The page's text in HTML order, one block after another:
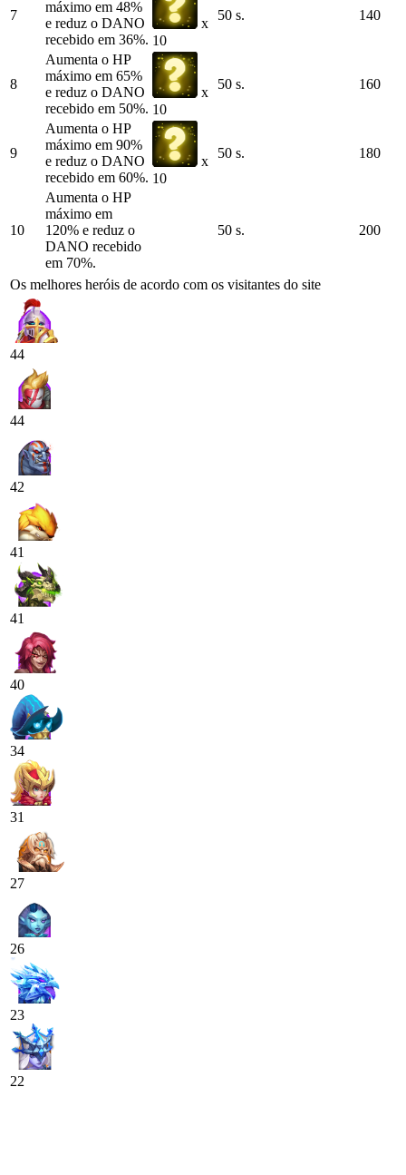
7
máximo em 48%
e reduz o DANO
recebido em 36%.
x
10
50 s. 140
8
Aumenta o HP
máximo em 65%
e reduz o DANO
recebido em 50%.
x
10
50 s. 160
9
Aumenta o HP
máximo em 90%
e reduz o DANO
recebido em 60%.
x
10
50 s. 180
10
Aumenta o HP
máximo em
120% e reduz o
DANO recebido
em 70%.
50 s. 200
Os melhores heróis de acordo com os visitantes do site
44
44
42
41
41
40
34
31
27
26
23
22